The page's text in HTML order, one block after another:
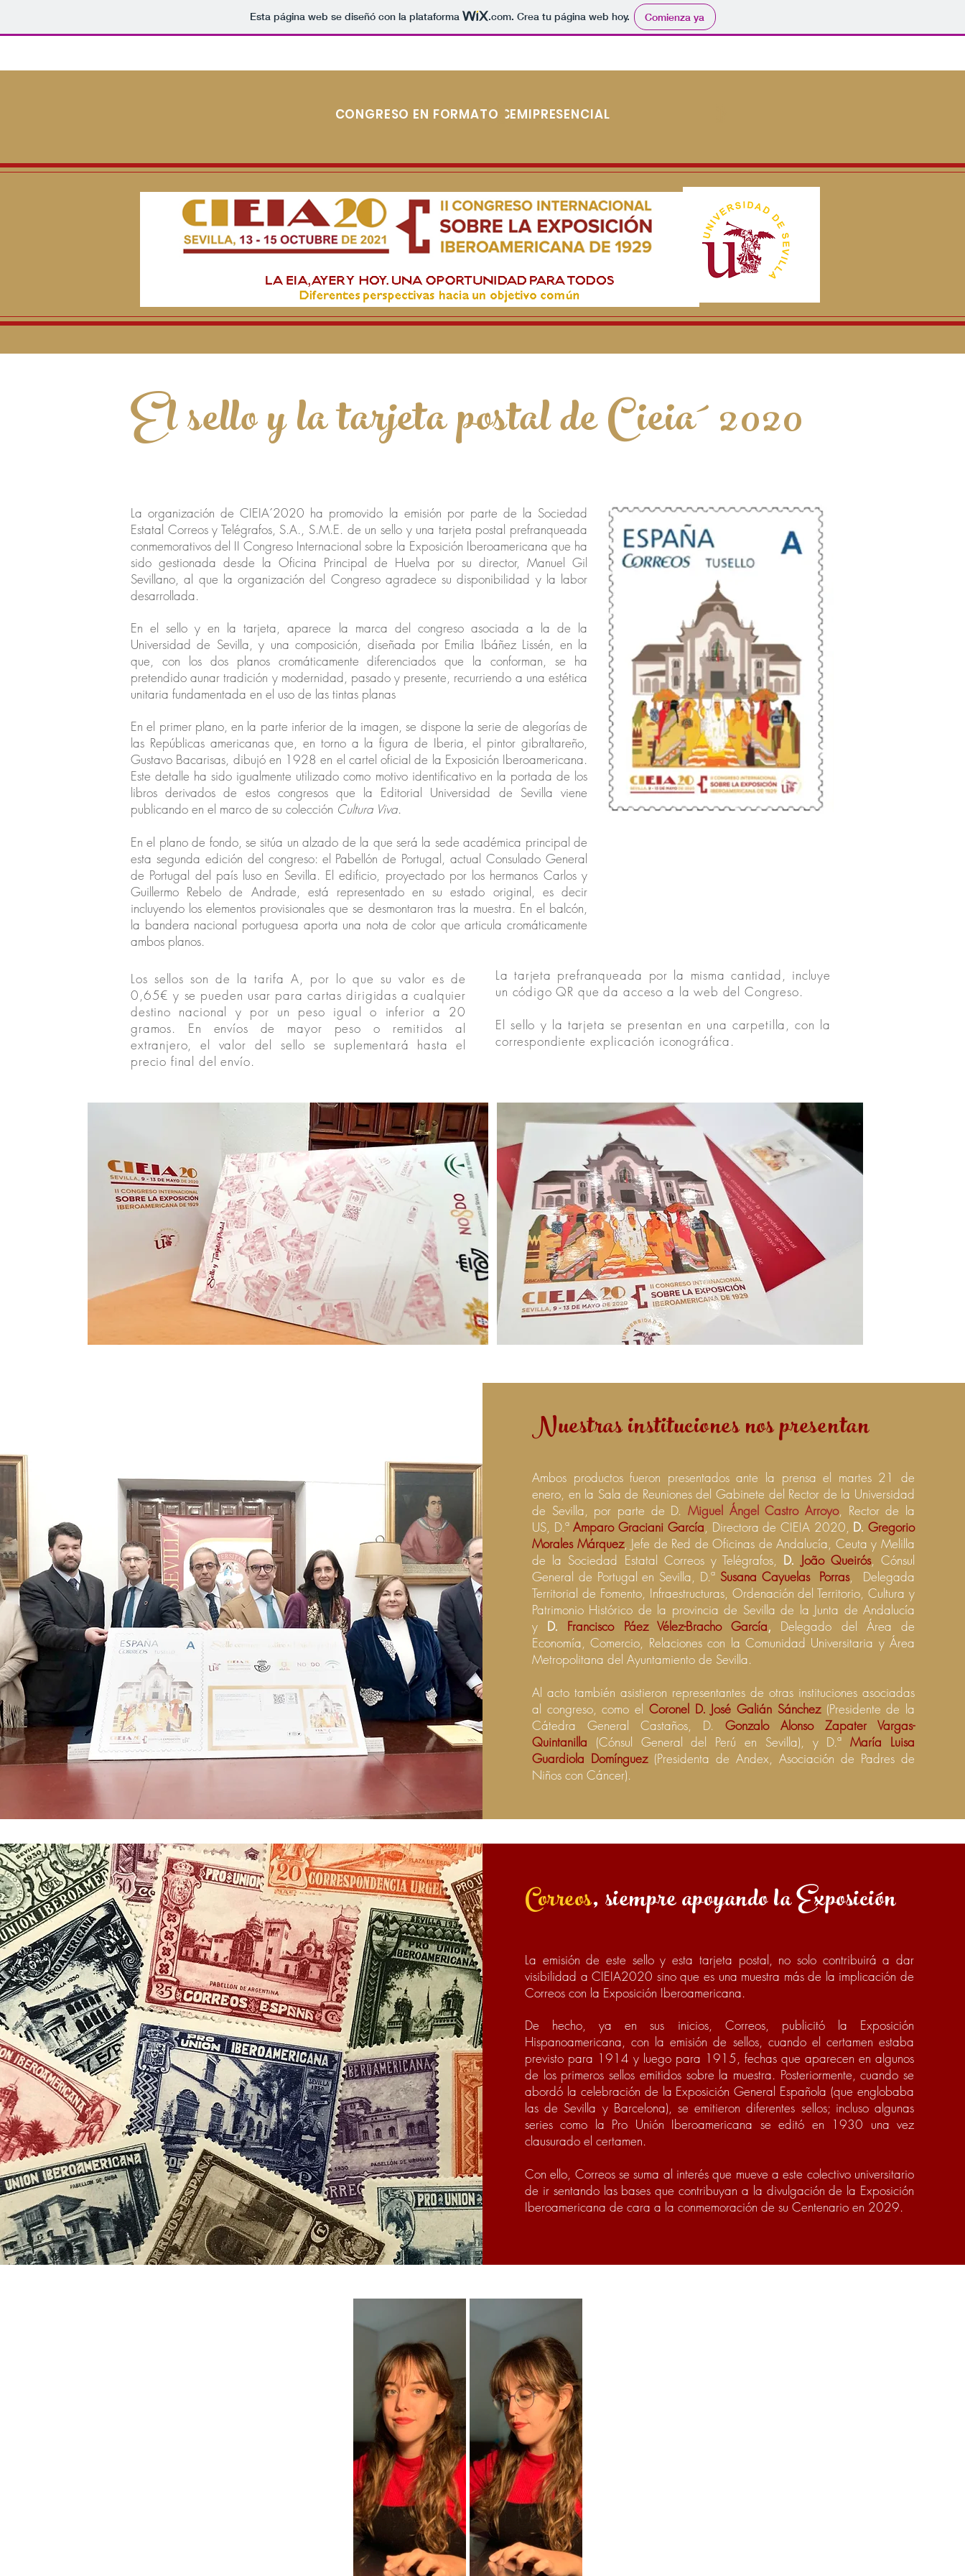
Esta página web se diseñó con la plataforma .com. Crea tu página web hoy. Comienza ya
CONGRESO EN FORMATO SEMIPRESENCIAL
El sello y la tarjeta postal de Cieia´ 2020
La organización de CIEIA´2020 ha promovido la emisión por parte de la Sociedad
Estatal Correos y Telégrafos, S.A., S.M.E. de un sello y una tarjeta postal prefranqueada
conmemorativos del II Congreso Internacional sobre la Exposición Iberoamericana que ha
sido gestionada desde la Oficina Principal de Huelva por su director, Manuel Gil
Sevillano, al que la organización del Congreso agradece su disponibilidad y la labor
desarrollada.
En el sello y en la tarjeta, aparece la marca del congreso asociada a la de la
Universidad de Sevilla, y una composición, diseñada por Emilia Ibáñez Lissén, en la
que, con los dos planos cromáticamente diferenciados que la conforman, se ha
pretendido aunar tradición y modernidad, pasado y presente, recurriendo a una estética
unitaria fundamentada en el uso de las tintas planas
En el primer plano, en la parte inferior de la imagen, se dispone la serie de alegorías de
las Repúblicas americanas que, en torno a la figura de Iberia, el pintor gibraltareño,
Gustavo Bacarisas, dibujó en 1928 en el cartel oficial de la Exposición Iberoamericana.
Este detalle ha sido igualmente utilizado como motivo identificativo en la portada de los
libros derivados de estos congresos que la Editorial Universidad de Sevilla viene
publicando en el marco de su colección Cultura Viva.
En el plano de fondo, se sitúa un alzado de la que será la sede académica principal de
esta segunda edición del congreso: el Pabellón de Portugal, actual Consulado General
de Portugal del país luso en Sevilla. El edificio, proyectado por los hermanos Carlos y
Guillermo Rebelo de Andrade, está representado en su estado original, es decir
incluyendo los elementos provisionales que se desmontaron tras la muestra. En el balcón,
la bandera nacional portuguesa aporta una nota de color que articula cromáticamente
ambos planos.
Los sellos son de la tarifa A, por lo que su valor es de
0,65€ y se pueden usar para cartas dirigidas a cualquier
destino nacional y por un peso igual o inferior a 20
gramos. En envíos de mayor peso o remitidos al
extranjero,el valor del sello se suplementará hasta el
precio final del envío.
Correos, siempre apoyando la Exposición
La tarjeta prefranqueada por la misma cantidad, incluye
un código QR que da acceso a la web del Congreso.
El sello y la tarjeta se presentan en una carpetilla, con la
correspondiente explicación iconográfica.
Nuestras instituciones nos presentan
Ambos productos fueron presentados ante la prensa el martes 21 de
enero, en la Sala de Reuniones del Gabinete del Rector de la Universidad
de Sevilla, por parte de D.Miguel Ángel Castro Arroyo, Rector de la
US, D.ªAmparo Graciani García, Directora de CIEIA 2020, D.Gregorio
Morales Márquez, Jefe de Red de Oficinas de Andalucía, Ceuta y Melilla
de la Sociedad Estatal Correos y Telégrafos, D. João Queirós, Cónsul
General de Portugal en Sevilla, D.ª Susana Cayuelas Porras, Delegada
Territorial de Fomento, Infraestructuras, Ordenación del Territorio, Cultura y
Patrimonio Histórico de la provincia de Sevilla de la Junta de Andalucía
y D. Francisco Páez Vélez-Bracho García, Delegado del Área de
Economía, Comercio, Relaciones con la Comunidad Universitaria y Área
Metropolitana del Ayuntamiento de Sevilla.
Al acto también asistieron representantes de otras instituciones asociadas
al congreso, como el Coronel D. José Galián Sánchez(Presidente de la
Cátedra General Castaños, D. Gonzalo Alonso Zapater Vargas-
Quintanilla (Cónsul General del Perú en Sevilla), y D.ªMaría Luisa
Guardiola Domínguez(Presidenta de Andex, Asociación de Padres de
Niños con Cáncer).
Correos, siempre apoyando la Exposición
La emisión de este sello y esta tarjeta postal, no solo contribuirá a dar
visibilidad a CIEIA2020 sino que es una muestra más de la implicación de
Correos con la Exposición Iberoamericana.
De hecho, ya en sus inicios, Correos, publicitó la Exposición
Hispanoamericana, con la emisión de sellos, cuando el certamen estaba
previsto para 1914 y luego para 1915, fechas que aparecen en algunos
de los primeros sellos emitidos sobre la muestra. Posteriormente, cuando se
abordó la celebración de la Exposición General Española (que englobaba
las de Sevilla y Barcelona), se emitieron diferentes sellos; incluso algunas
series como la Pro Unión Iberoamericana se editó en 1930 una vez
clausurado el certamen.
Con ello, Correos se suma al interés que mueve a este colectivo universitario
de ir sentando las bases que contribuyan a la divulgación de la Exposición
Iberoamericana de cara a la conmemoración de su Centenario en 2029.
Notas de prensa